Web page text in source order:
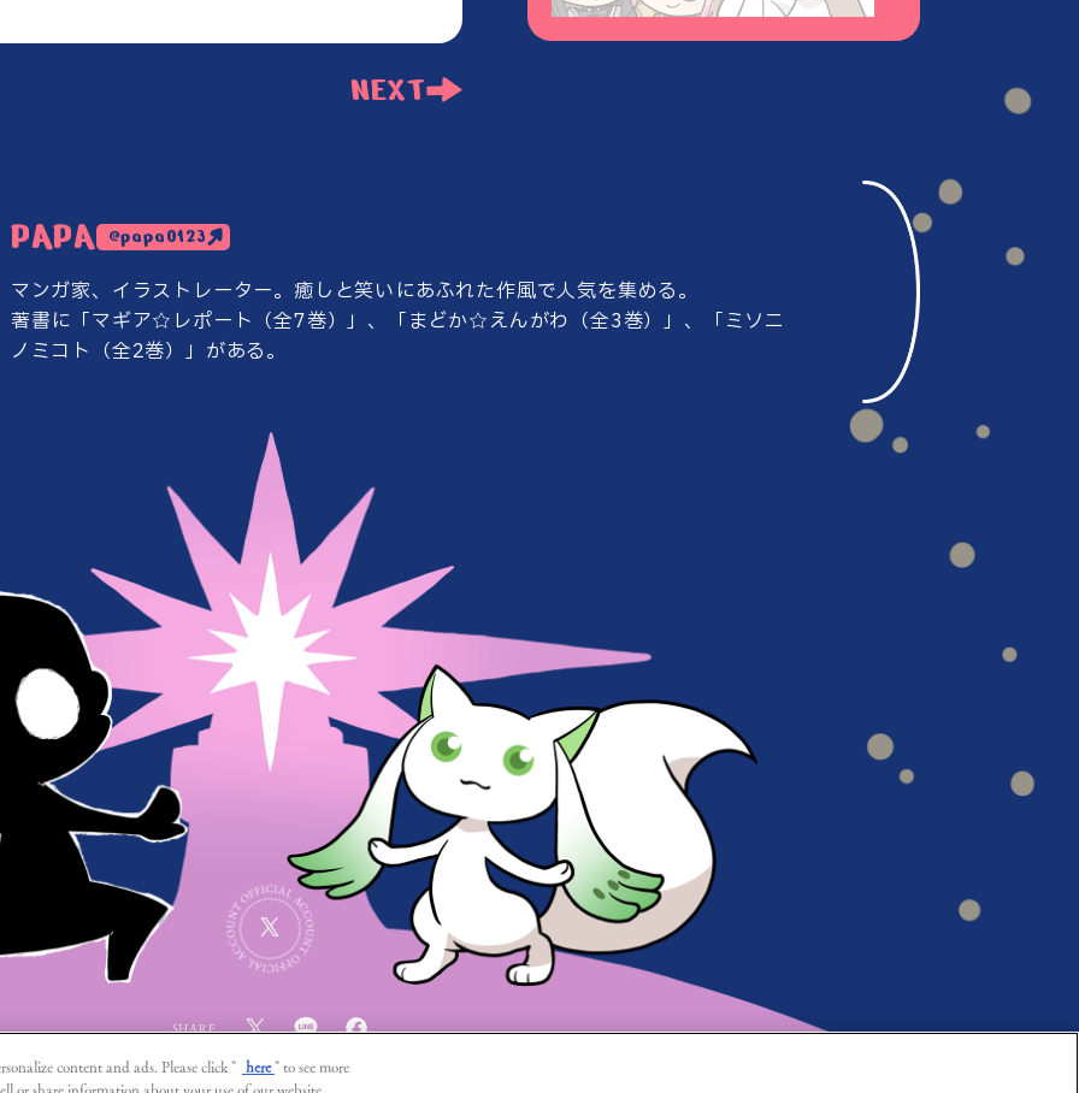
NEXT
#76
#66
#64
PAPA @papa0123
マンガ家、イラストレーター。 癒しと笑いにあふれた作風で人気を集める。
著書に「マギア☆レポート（全7巻）」、
「まどか☆えんがわ（全3巻）」、
「ミソニ
ノミコト（全2巻）」がある。
SHARE
content and ads. Please click " here" to see more